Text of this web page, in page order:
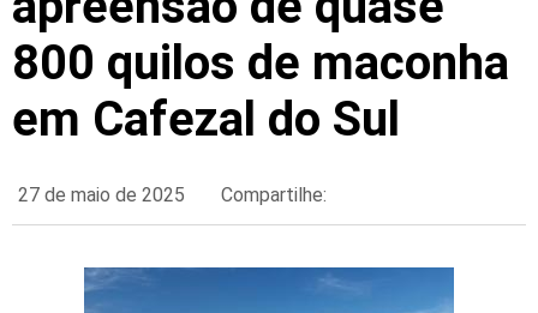
800 quilos de maconha
em Cafezal do Sul
27 de maio de 2025 Compartilhe: